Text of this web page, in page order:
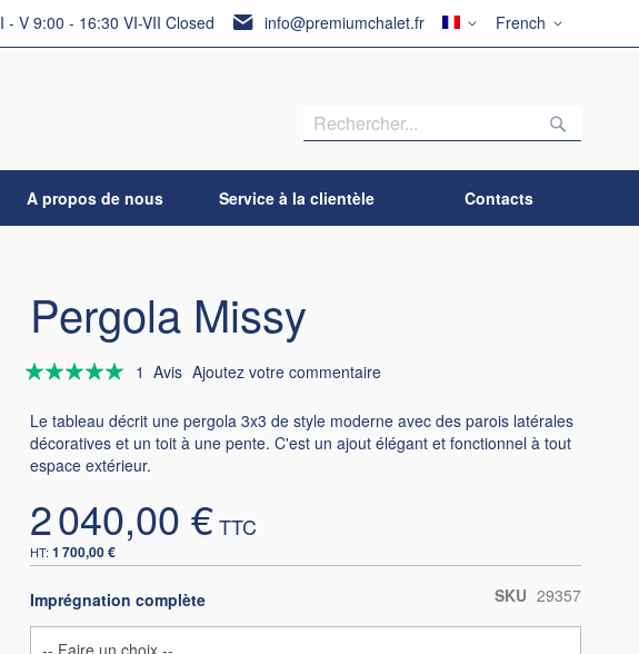
Langue
French
Pays
info@premiumchalet.fr
I - V 9:00 - 16:30 VI-VII Closed
A propos de nous Service à la clientèle Contacts
Pergola Missy
Évaluation:
1 Avis Ajoutez votre commentaire
Le tableau décrit une pergola 3x3 de style moderne avec des parois latérales
décoratives et un toit à une pente. C'est un ajout élégant et fonctionnel à tout
espace extérieur.
2 040,00 €
1 700,00 €
SKU 29357
Imprégnation complète